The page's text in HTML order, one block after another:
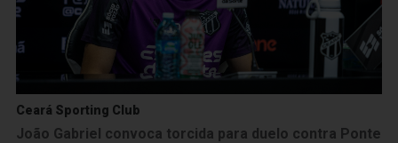
Ceará Sporting Club
João Gabriel convoca torcida para duelo contra Ponte